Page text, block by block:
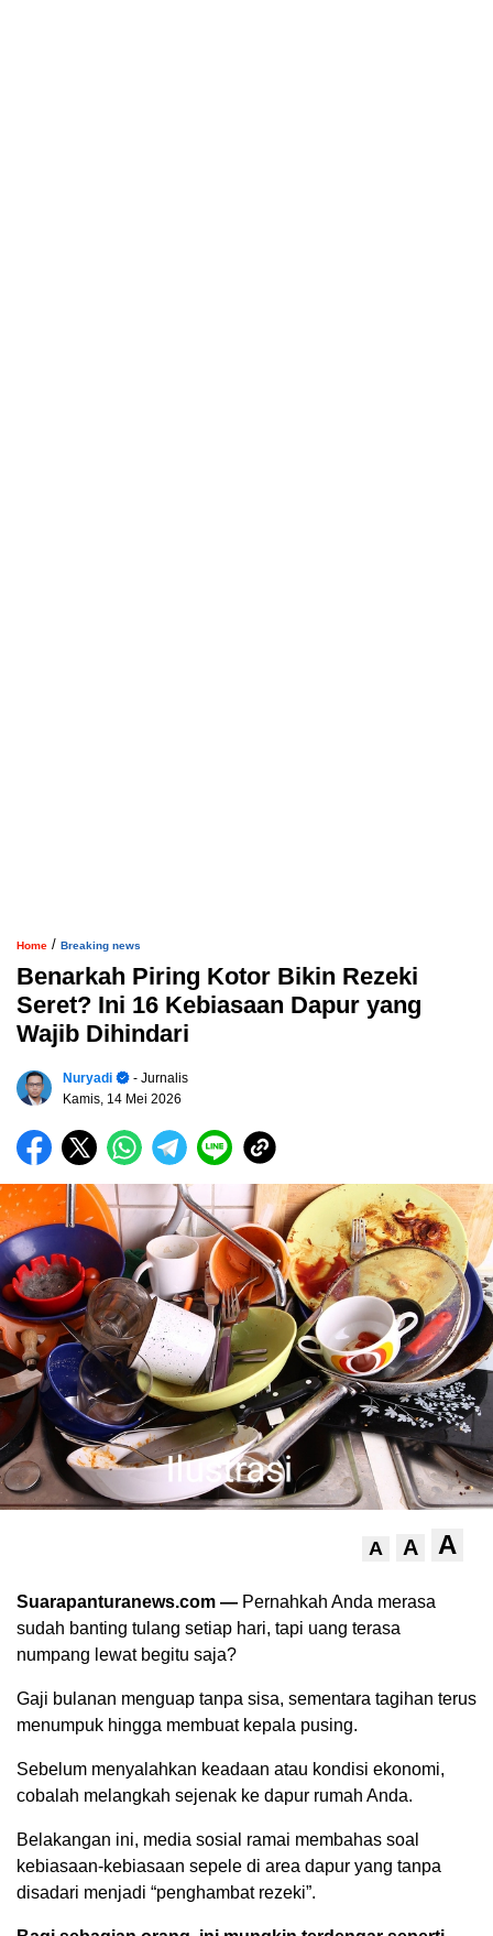
Home / Breaking news
Benarkah Piring Kotor Bikin Rezeki
Seret? Ini 16 Kebiasaan Dapur yang
Wajib Dihindari
Nuryadi
- Jurnalis
Kamis, 14 Mei 2026
A A A
Suarapanturanews.com — Pernahkah Anda merasa
sudah banting tulang setiap hari, tapi uang terasa
numpang lewat begitu saja?
Gaji bulanan menguap tanpa sisa, sementara tagihan terus
menumpuk hingga membuat kepala pusing.
Sebelum menyalahkan keadaan atau kondisi ekonomi,
cobalah melangkah sejenak ke dapur rumah Anda.
Belakangan ini, media sosial ramai membahas soal
kebiasaan-kebiasaan sepele di area dapur yang tanpa
disadari menjadi “penghambat rezeki”.